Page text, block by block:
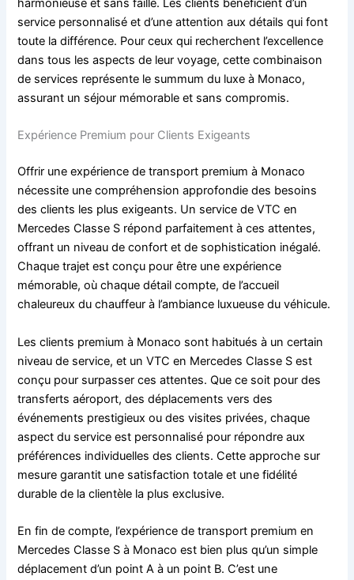
harmonieuse et sans faille. Les clients bénéficient d’un
service personnalisé et d’une attention aux détails qui font
toute la différence. Pour ceux qui recherchent l’excellence
dans tous les aspects de leur voyage, cette combinaison
de services représente le summum du luxe à Monaco,
assurant un séjour mémorable et sans compromis.
Expérience Premium pour Clients Exigeants
Offrir une expérience de transport premium à Monaco
nécessite une compréhension approfondie des besoins
des clients les plus exigeants. Un service de VTC en
Mercedes Classe S répond parfaitement à ces attentes,
offrant un niveau de confort et de sophistication inégalé.
Chaque trajet est conçu pour être une expérience
mémorable, où chaque détail compte, de l’accueil
chaleureux du chauffeur à l’ambiance luxueuse du véhicule.
Les clients premium à Monaco sont habitués à un certain
niveau de service, et un VTC en Mercedes Classe S est
conçu pour surpasser ces attentes. Que ce soit pour des
transferts aéroport, des déplacements vers des
événements prestigieux ou des visites privées, chaque
aspect du service est personnalisé pour répondre aux
préférences individuelles des clients. Cette approche sur
mesure garantit une satisfaction totale et une fidélité
durable de la clientèle la plus exclusive.
En fin de compte, l’expérience de transport premium en
Mercedes Classe S à Monaco est bien plus qu’un simple
déplacement d’un point A à un point B. C’est une